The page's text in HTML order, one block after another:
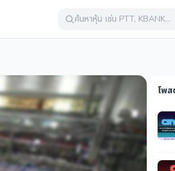
ค้นหาหุ้น เช่น PTT, KBANK...
โพ